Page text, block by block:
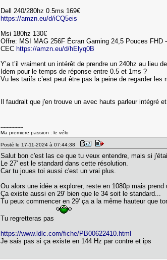
Dell 240/280hz 0.5ms 169€
https://amzn.eu/d/iCQ5eis
Msi 180hz 130€
Offre: MSI MAG 256F Écran Gaming 24,5 Pouces
CEC https://amzn.eu/d/hElyq0B
Y’a t’il vraiment un intérêt de prendre un 240hz au lieu
Idem pour le temps de réponse entre 0.5 et 1ms ?
Vu les tarifs c’est peut être pas la peine de regarder
Il faudrait que j'en trouve un avec hauts parleur intégré
---------------
Ma premiere passion : le vélo
Posté le 17-11-2024 à 07:44:38
Salut bon c'est las ce que tu veux entendre, mais si
Le 27' est le standard dans cette résolution.
Car tu joues toi aussi c'est un vrai plus.
Ou alors une idée a explorer, reste en 1080p mais prend
Ça existe aussi en 29' bien que le 34 soit le standard...
Tu peux commencer en 29' ça a la même hauteur que
Tu regretteras pas
https://www.ldlc.com/fiche/PB00622410.html
Je sais pas si ça existe en 144 Hz par contre et ips